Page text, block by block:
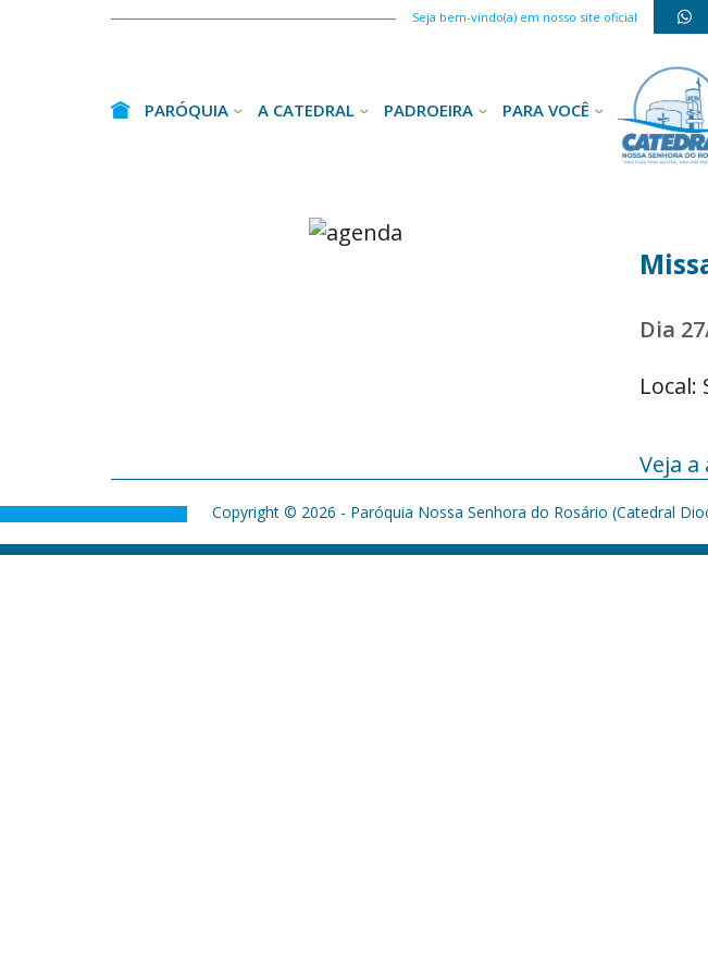
Seja bem-vindo(a) em nosso site oficial
PARÓQUIA A CATEDRAL PADROEIRA PARA VOCÊ
Dia
Local:
Veja
Copyright © 2026 - Paróquia Nossa Senhora do Rosário (Catedral